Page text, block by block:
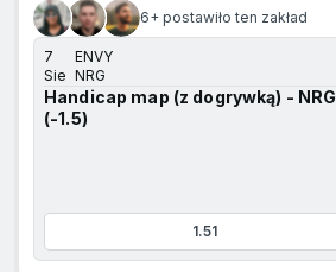
6+ postawiło ten zakład
7
Sie
ENVY
NRG
Handicap map (z dogrywką) - NRG
(-1.5)
1.51
na początek